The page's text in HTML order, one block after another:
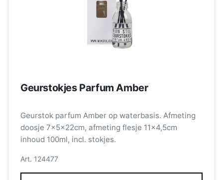
Geurstokjes Parfum Amber
Geurstok parfum Amber op waterbasis. Afmeting
doosje 7x5x22cm, afmeting flesje 11x4,5cm
inhoud 100ml, incl. stokjes.
Art. 124477